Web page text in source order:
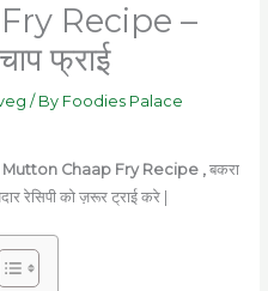
Recipe –
फ्राई
/ By Foodies Palace
Mutton Chaap Fry Recipe , बकरा
रेसिपी को ज़रूर ट्राई करे |